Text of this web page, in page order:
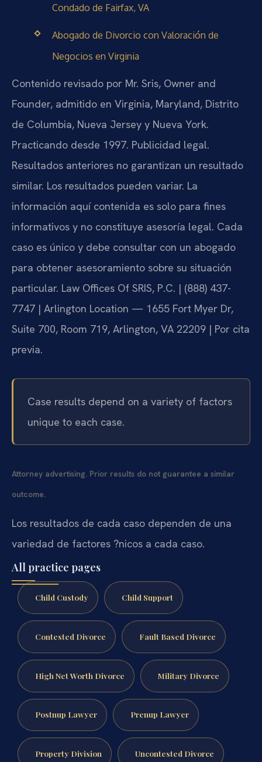
Condado de Fairfax, VA
Abogado de Divorcio con Valoración de
Negocios en Virginia
Contenido revisado por Mr. Sris, Owner and
Founder, admitido en Virginia, Maryland, Distrito
de Columbia, Nueva Jersey y Nueva York.
Practicando desde 1997. Publicidad legal.
Resultados anteriores no garantizan un resultado
similar. Los resultados pueden variar. La
información aquí contenida es solo para fines
informativos y no constituye asesoría legal. Cada
caso es único y debe consultar con un abogado
para obtener asesoramiento sobre su situación
particular. Law Offices Of SRIS, P.C. | (888) 437-
7747 | Arlington Location — 1655 Fort Myer Dr,
Suite 700, Room 719, Arlington, VA 22209 | Por cita
previa.
Case results depend on a variety of factors
unique to each case.
Attorney advertising. Prior results do not guarantee a similar
outcome.
Los resultados de cada caso dependen de una
variedad de factores ?nicos a cada caso.
All practice pages
Child Custody Child Support
Contested Divorce Fault Based Divorce
High Net Worth Divorce Military Divorce
Postnup Lawyer Prenup Lawyer
Property Division Uncontested Divorce